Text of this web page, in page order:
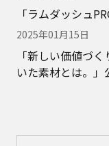
「ラムダッシュ
2025年01月15日
「新しい価値づ
いた素材とは。」